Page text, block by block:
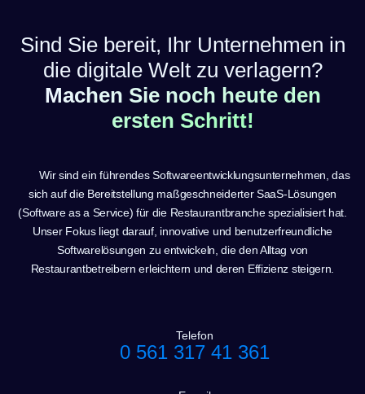
Sind Sie bereit, Ihr Unternehmen in
die digitale Welt zu verlagern?
Machen Sie noch heute den
ersten Schritt!
Wir sind ein führendes Softwareentwicklungsunternehmen, das
sich auf die Bereitstellung maßgeschneiderter SaaS-Lösungen
(Software as a Service) für die Restaurantbranche spezialisiert hat.
Unser Fokus liegt darauf, innovative und benutzerfreundliche
Softwarelösungen zu entwickeln, die den Alltag von
Restaurantbetreibern erleichtern und deren Effizienz steigern.
Telefon
0 561 317 41 361